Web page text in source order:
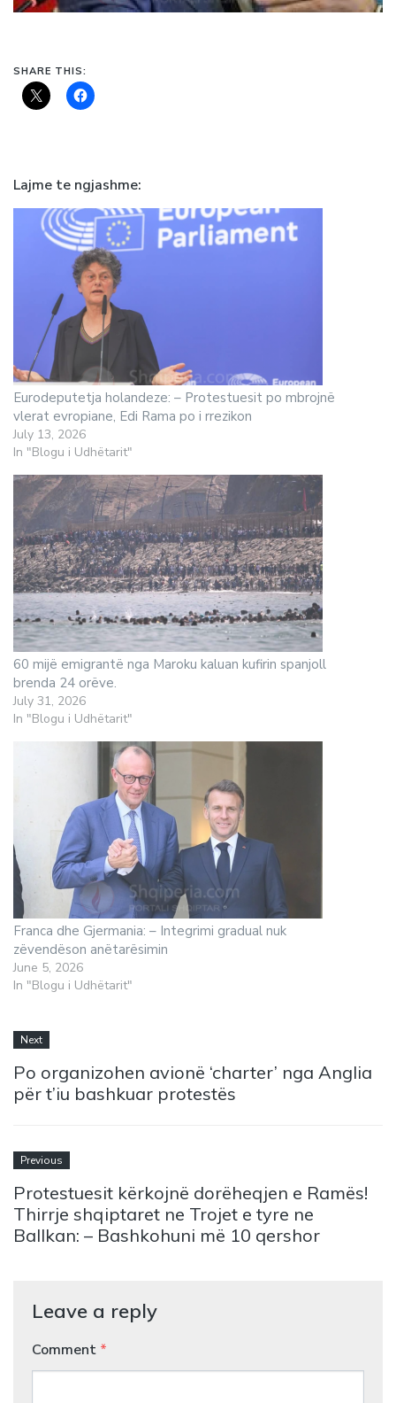
SHARE THIS:
Lajme te ngjashme
Eurodeputetja holandeze: – Protestuesit po mbrojnë
vlerat evropiane, Edi Rama po i rrezikon
July 13, 2026
In "Blogu i Udhëtarit"
60 mijë emigrantë nga Maroku kaluan kufirin spanjoll
brenda 24 orëve.
July 31, 2026
In "Blogu i Udhëtarit"
Franca dhe Gjermania: – Integrimi gradual nuk
zëvendëson anëtarësimin
June 5, 2026
In "Blogu i Udhëtarit"
Next
Po organizohen avionë ‘charter’ nga Anglia
për t’iu bashkuar protestës
Previous
Protestuesit kërkojnë dorëheqjen e Ramës!
Thirrje shqiptaret ne Trojet e tyre ne
Ballkan: – Bashkohuni më 10 qershor
Leave a reply
Comment *